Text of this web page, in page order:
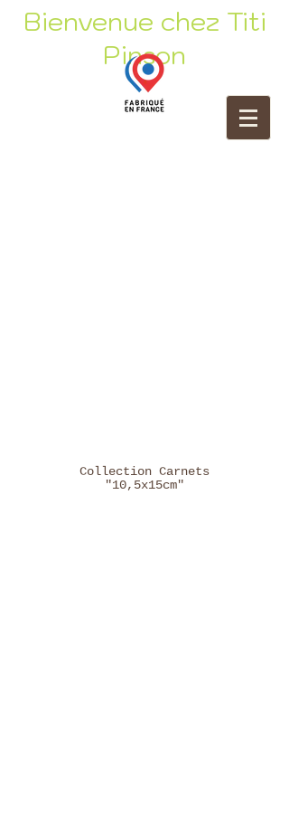
Bienvenue chez Titi
Pinson
Collection Carnets
"10,5x15cm"